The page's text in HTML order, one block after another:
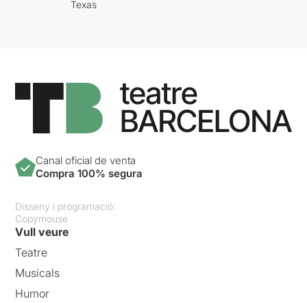
Texas
Canal oficial de venta
Compra 100% segura
Disseny i programació:
Copymouse
Vull veure
Teatre
Musicals
Humor